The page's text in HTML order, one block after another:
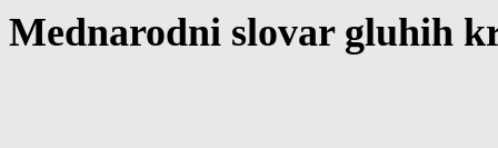
Mednarodni slovar gluhih